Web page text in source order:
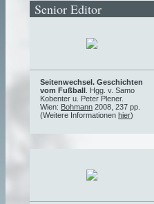
Senior Editor
Seitenwechsel. Geschichten
vom Fußball . Hgg. v. Samo
Kobenter u. Peter Plener.
Wien: Bohmann 2008, 237 pp.
(Weitere Informationen hier)